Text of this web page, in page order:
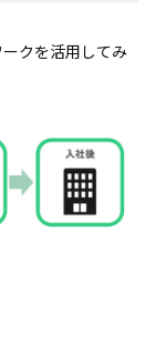
クを活用してみ